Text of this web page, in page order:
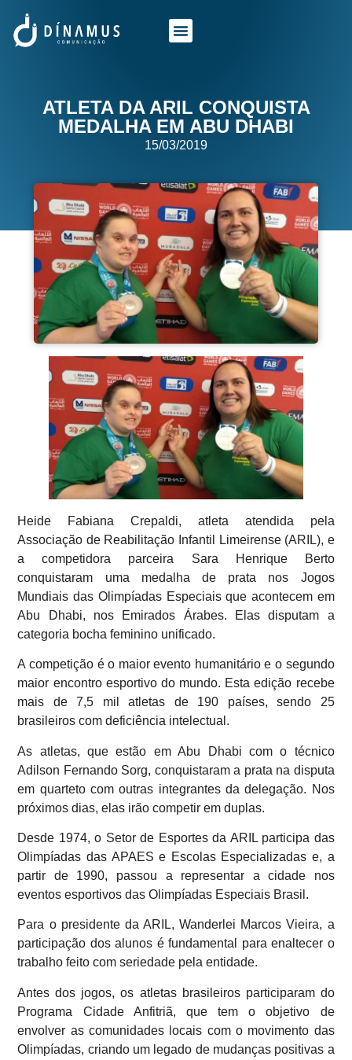
ATLETA DA ARIL CONQUISTA
MEDALHA EM ABU DHABI
15/03/2019
Heide Fabiana Crepaldi, atleta atendida pela
Associação de Reabilitação Infantil Limeirense (ARIL), e
a competidora parceira Sara Henrique Berto
conquistaram uma medalha de prata nos Jogos
Mundiais das Olimpíadas Especiais que acontecem em
Abu Dhabi, nos Emirados Árabes. Elas disputam a
categoria bocha feminino unificado.
A competição é o maior evento humanitário e o segundo
maior encontro esportivo do mundo. Esta edição recebe
mais de 7,5 mil atletas de 190 países, sendo 25
brasileiros com deficiência intelectual.
As atletas, que estão em Abu Dhabi com o técnico
Adilson Fernando Sorg, conquistaram a prata na disputa
em quarteto com outras integrantes da delegação. Nos
próximos dias, elas irão competir em duplas.
Desde 1974, o Setor de Esportes da ARIL participa das
Olimpíadas das APAES e Escolas Especializadas e, a
partir de 1990, passou a representar a cidade nos
eventos esportivos das Olimpíadas Especiais Brasil.
Para o presidente da ARIL, Wanderlei Marcos Vieira, a
participação dos alunos é fundamental para enaltecer o
trabalho feito com seriedade pela entidade.
Antes dos jogos, os atletas brasileiros participaram do
Programa Cidade Anfitriã, que tem o objetivo de
envolver as comunidades locais com o movimento das
Olimpíadas, criando um legado de mudanças positivas a